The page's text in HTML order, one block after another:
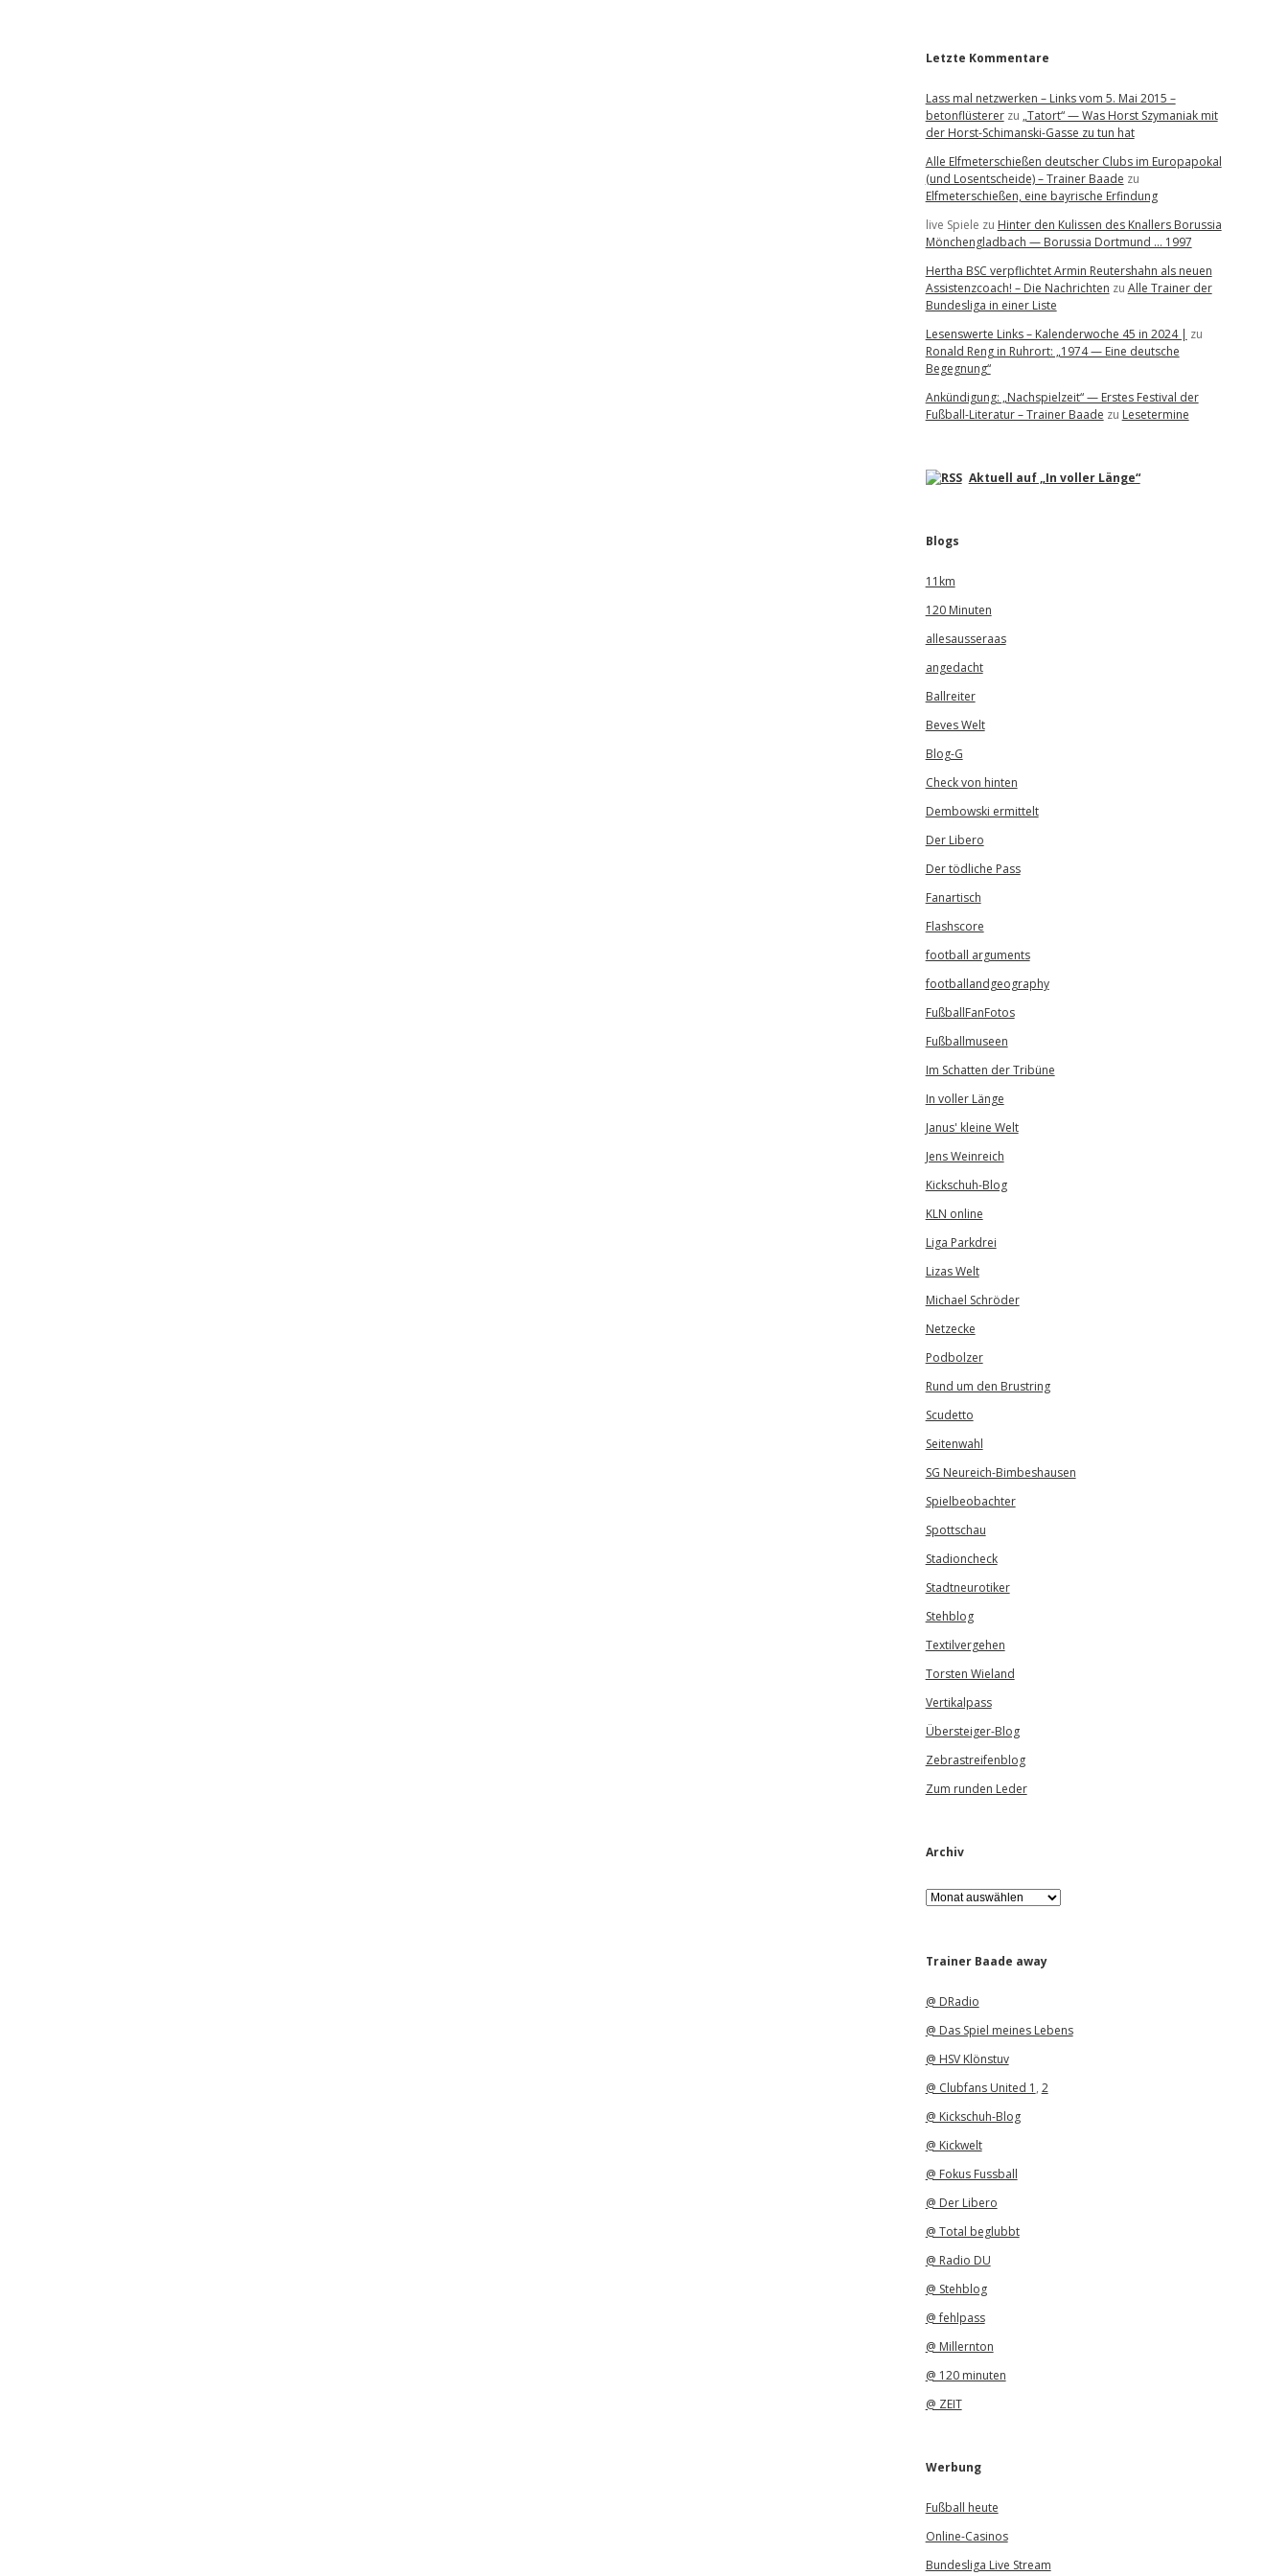
Letzte Kommentare
Lass mal netzwerken – Links vom 5. Mai 2015 –
betonflüstererzu „Tatort“ — Was Horst Szymaniak mit
der Horst-Schimanski-Gasse zu tun hat
Alle Elfmeterschießen deutscher Clubs im Europapokal
(und Losentscheide) – Trainer Baade zu
Elfmeterschießen, eine bayrische Erfindung
live Spiele zu Hinter den Kulissen des Knallers Borussia
Mönchengladbach — Borussia Dortmund … 1997
Hertha BSC verpflichtet Armin Reutershahn als neuen
Assistenzcoach! – Die Nachrichten zu Alle Trainer der
Bundesliga in einer Liste
Lesenswerte Links – Kalenderwoche 45 in 2024 | zu
Ronald Reng in Ruhrort: „1974 — Eine deutsche
Begegnung“
Ankündigung: „Nachspielzeit“ — Erstes Festival der
Fußball-Literatur – Trainer Baade zu Lesetermine
Aktuell auf „In voller Länge“
Blogs
11km
120 Minuten
allesausseraas
angedacht
Ballreiter
Beves Welt
Blog-G
Check von hinten
Dembowski ermittelt
Der Libero
Der tödliche Pass
Fanartisch
Flashscore
football arguments
footballandgeography
FußballFanFotos
Fußballmuseen
Im Schatten der Tribüne
In voller Länge
Janus' kleine Welt
Jens Weinreich
Kickschuh-Blog
KLN online
Liga Parkdrei
Lizas Welt
Michael Schröder
Netzecke
Podbolzer
Rund um den Brustring
Scudetto
Seitenwahl
SG Neureich-Bimbeshausen
Spielbeobachter
Spottschau
Stadioncheck
Stadtneurotiker
Stehblog
Textilvergehen
Torsten Wieland
Vertikalpass
Übersteiger-Blog
Zebrastreifenblog
Zum runden Leder
Archiv
A
r
iTrainer Baade away
@ DRadio
@ Das Spiel meines Lebens
@ HSV Klönstuv
@ Clubfans United 1 , 2
@ Kickschuh-Blog
@ Kickwelt
@ Fokus Fussball
@ Der Libero
@ Total beglubbt
@ Radio DU
@ Stehblog
@ fehlpass
@ Millernton
@ 120 minuten
@ ZEIT
Werbung
Fußball heute
Online-Casinos
Bundesliga Live Stream